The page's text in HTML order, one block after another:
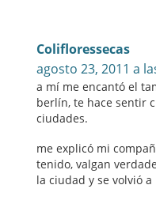
Colifloressecas
agosto 23, 2011 a
a mí me encantó el
berlín, te hace sentir
ciudades.
me explicó mi
tenido, valgan
la ciudad y se volvió a